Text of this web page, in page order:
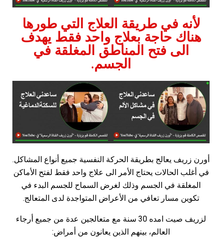
لأنه في طريقة العلاج التي طورها
هناك حاجة بعلاج واحد فقط يهدف
الى فتح المناطق المغلقة في
الجسم.
أورن زريف يعالج بطريقة الحركة النفسية جميع أنواع المشاكل.
في أغلب الحالات يحتاج الأمر الى علاج واحد فقط لفتح الأماكن
المغلقة في الجسم وذلك لغرض السماح للجسم البدء في
تكوين مسار تعافي من الأعراض المتواجدة لدى المتعالج.
لزريف صيت امده سنة مع متعالجين عدة من جميع أرجاء
العالم، بينهم الذين يعانون من أمراض: